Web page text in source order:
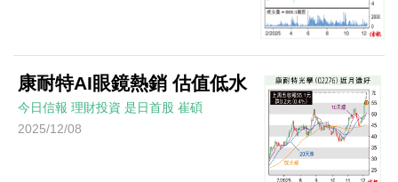
康耐特AI眼鏡熱銷 估值低水
今日信報 理財投資 是日首股 崔碩
2025/12/08